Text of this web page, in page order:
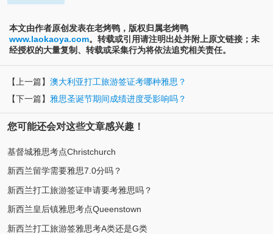
本文由作者原创发表在老烤鸭，版权归属老烤鸭
www.laokaoya.com。转载或引用请注明出处并附上原文链接；未
经授权的大量复制、转载或采集行为将依法追究相关责任。
【上一篇】 澳大利亚打工旅游签证考哪种雅思？
【下一篇】 雅思圣诞节期间成绩进度受影响吗？
您可能还会对这些文章感兴趣！
基督城雅思考点Christchurch
新西兰留学需要雅思7.0分吗？
新西兰打工旅游签证申请要考雅思吗？
新西兰皇后镇雅思考点Queenstown
新西兰打工旅游签雅思考A类还是G类